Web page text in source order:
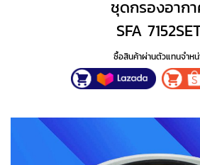
ชุดกรองอาก
SFA
ซื้อสินค้าผ่านตัวแทนจำห